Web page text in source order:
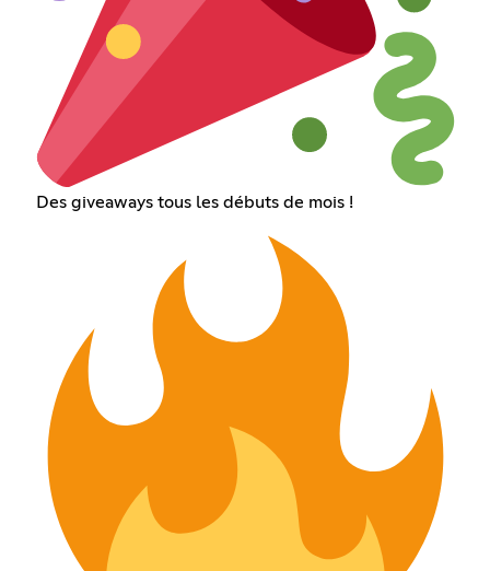
Des giveaways tous les débuts de mois !